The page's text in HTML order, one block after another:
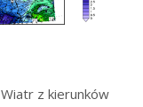
z kierunków